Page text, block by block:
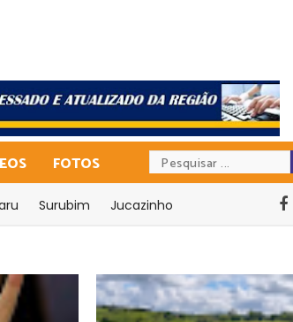
FOTOS
Surubim Jucazinho